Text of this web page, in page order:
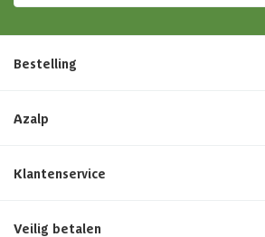
Bestelling
Azalp
Klantenservice
Veilig betalen